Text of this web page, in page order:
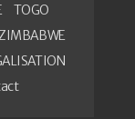
TOGO